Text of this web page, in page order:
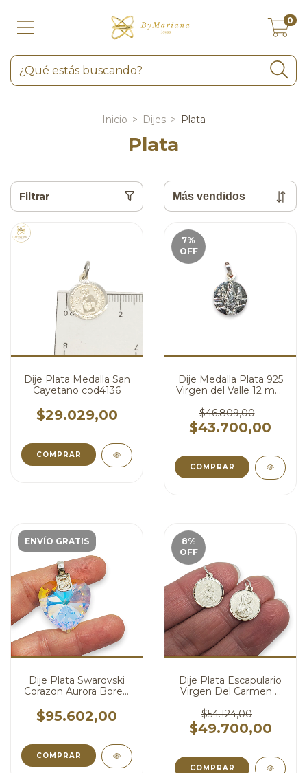
0
Inicio > Dijes > Plata
Plata
Filtrar
Dije Plata Medalla San
Cayetano cod4136
$29.029,00
7%
OFF
Dije Medalla Plata 925
Virgen del Valle 12 mm
$46.809,00
$43.700,00
ENVÍO GRATIS
Dije Plata Swarovski
Corazon Aurora Boreal
cod4658
$95.602,00
8%
OFF
Dije Plata Escapulario
Virgen Del Carmen Y
cod4637
$54.124,00
$49.700,00